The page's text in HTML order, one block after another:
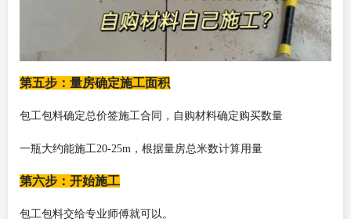
第五步：量房确定施工面积
包工包料确定总价签施工合同，自购材料确定购买数量
一瓶大约能施工20-25m，根据量房总米数计算用量
第六步：开始施工
包工包料交给专业师傅就可以。